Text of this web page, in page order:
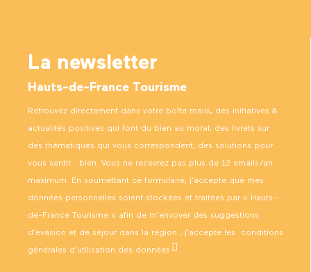
La newsletter
Hauts-de-France Tourisme
Retrouvez directement dans votre boîte mails, des initiatives &
actualités positives qui font du bien au moral, des livrets sur
des thématiques qui vous correspondent, des solutions pour
vous sentir… bien. Vous ne recevrez pas plus de 12 emails/an
maximum. En soumettant ce formulaire, j’accepte que mes
données personnelles soient stockées et traitées par « Hauts-
de-France Tourisme » afin de m’envoyer des suggestions
d’évasion et de séjour dans la région ; j’accepte les conditions
générales d’utilisation des données .